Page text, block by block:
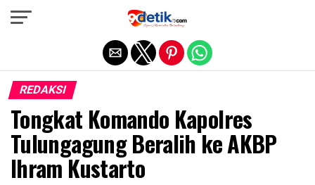
REDAKSI
Tongkat Komando Kapolres
Tulungagung Beralih ke AKBP
Ihram Kustarto
Exit mobile version